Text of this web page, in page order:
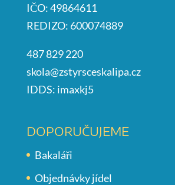
IČO: 49864611
REDIZO: 600074889
487 829 220
skola@zstyrsceskalipa.cz
IDDS: imaxkj5
DOPORUČUJEME
Bakaláři
Objednávky jídel